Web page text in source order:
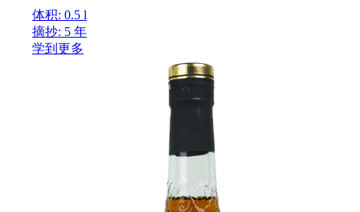
体积: 0.5 l
摘抄: 5 年
学到更多